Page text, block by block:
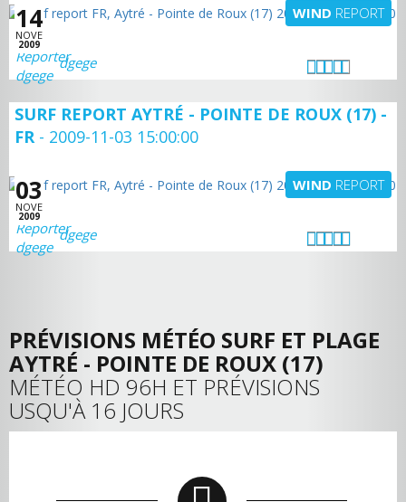
14
NOVE
2009
WIND REPORT
dgege
SURF REPORT AYTRÉ - POINTE DE ROUX (17) -
FR - 2009-11-03 15:00:00
03
NOVE
2009
WIND REPORT
dgege
PRÉVISIONS MÉTÉO SURF ET PLAGE
AYTRÉ - POINTE DE ROUX (17)
MÉTÉO HD 96H ET PRÉVISIONS
USQU'À 16 JOURS